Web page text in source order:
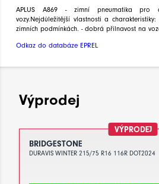
APLUS A869 - zimní pneumatika pro
vozy.Nejdůležitější vlastnosti a
zimních podmínkách. - dobrá přilnavost na
Odkaz do databáze EPREL
Výprodej
VÝPRODEJ
BRIDGESTONE
DURAVIS WINTER 215/75 R16 116R DOT2024